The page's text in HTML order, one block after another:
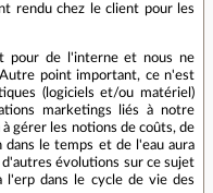
rendu chez le client pour les
pour de l'interne et nous ne
point important, ce n'est
(logiciels et/ou matériel)
marketings liés à notre
gérer les notions de coûts, de
dans le temps et de l'eau aura
évolutions sur ce sujet
dans le cycle de vie des